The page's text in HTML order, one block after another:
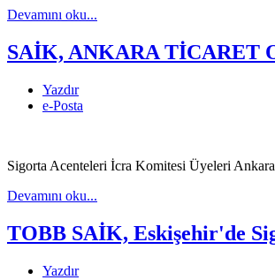
Devamını oku...
SAİK, ANKARA TİCARET
Yazdır
e-Posta
Sigorta Acenteleri İcra Komitesi Üyeleri Ankara
Devamını oku...
TOBB SAİK, Eskişehir'de
Yazdır